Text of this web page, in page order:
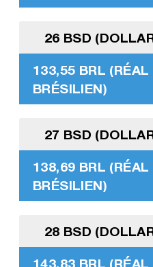
26 BSD
133,55 BRL (RÉAL
BRÉSILIEN)
27 BSD
138,69 BRL (RÉAL
BRÉSILIEN)
28 BSD
143,83 BRL (RÉAL